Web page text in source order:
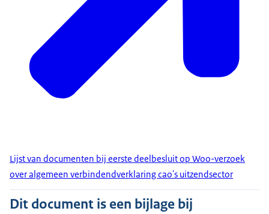
Lijst van documenten bij eerste deelbesluit op Woo-verzoek
over algemeen verbindendverklaring cao's uitzendsector
Dit document is een bijlage bij